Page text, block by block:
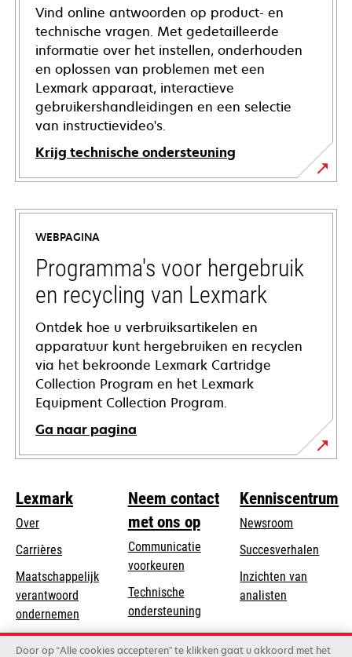
Vind online antwoorden op product- en
technische vragen. Met gedetailleerde
informatie over het instellen, onderhouden
en oplossen van problemen met een
Lexmark apparaat, interactieve
gebruikershandleidingen en een selectie
van instructievideo's.
Krijg technische ondersteuning
opens
in
new
tab
WEBPAGINA
Programma's voor hergebruik
en recycling van Lexmark
Ontdek hoe u verbruiksartikelen en
apparatuur kunt hergebruiken en recyclen
via het bekroonde Lexmark Cartridge
Collection Program en het Lexmark
Equipment Collection Program.
Ga naar pagina
Lexmark
Over
Carrières
Maatschappelijk
verantwoord
ondernemen
in
a
Duurzaamheid
Neem contact
met ons op
Communicatie
voorkeuren
Technische
ondersteuningopens
in
a
Product registratie
Kenniscentrum
Newsroom
Succesverhalen
Inzichten van
analisten
Door op “Alle cookies accepteren” te klikken gaat u akkoord met het